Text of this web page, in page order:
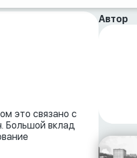
это связано с
Большой вклад
Автор